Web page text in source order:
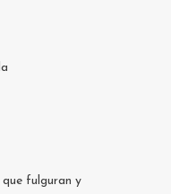
que fulguran y